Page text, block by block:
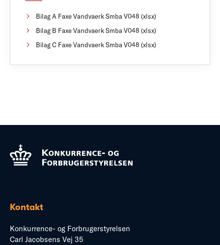
Bilag A Faxe Vandvaerk Smba V048 (xlsx)
Bilag B Faxe Vandvaerk Smba V048 (xlsx)
Bilag C Faxe Vandvaerk Smba V048 (xlsx)
Kontakt
Konkurrence- og Forbrugerstyrelsen
Carl Jacobsens Vej 35